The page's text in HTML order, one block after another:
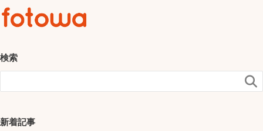
検索

新着記事